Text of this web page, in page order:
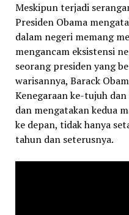
Meskipun terjadi
Presiden Obama
dalam negeri memang
mengancam eksistensi
seorang presiden yang
warisannya, Barack
Kenegaraan ke-tujuh
dan mengatakan kedua
ke depan, tidak hanya
tahun dan seterusnya.